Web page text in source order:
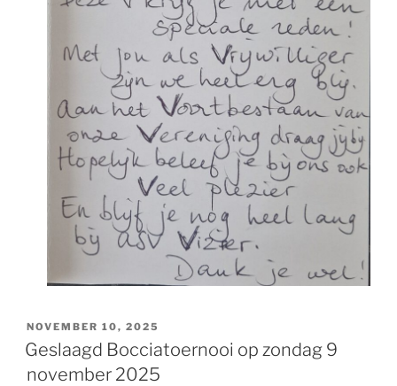
GEPLAATST
OP
NOVEMBER 10, 2025
Geslaagd Bocciatoernooi op zondag 9
november 2025